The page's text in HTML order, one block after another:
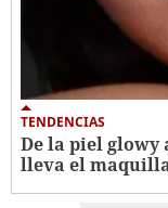
TENDENCIAS
De la piel glowy
lleva el